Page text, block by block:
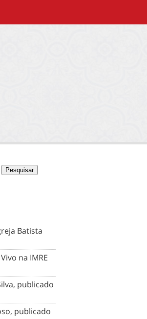
Batista
na IMRE
publicado
publicado